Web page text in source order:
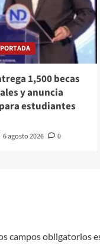
PORTADA
1,500 becas
y anuncia
estudiantes
6 agosto 2026 0
campos obligatorios